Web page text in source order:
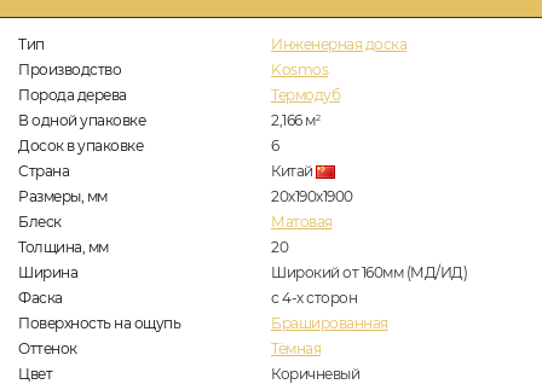
Тип
Инженерная доска
Производство
Kosmos
Порода дерева
Термодуб
В одной упаковке
2,166 м2
Досок в упаковке
6
Страна
Китай
Размеры, мм
20х190х1900
Блеск
Матовая
Толщина, мм
20
Ширина
Широкий от 160мм (МД/ИД)
Фаска
с 4-х сторон
Поверхность на ощупь
Брашированная
Оттенок
Тёмная
Цвет
Коричневый